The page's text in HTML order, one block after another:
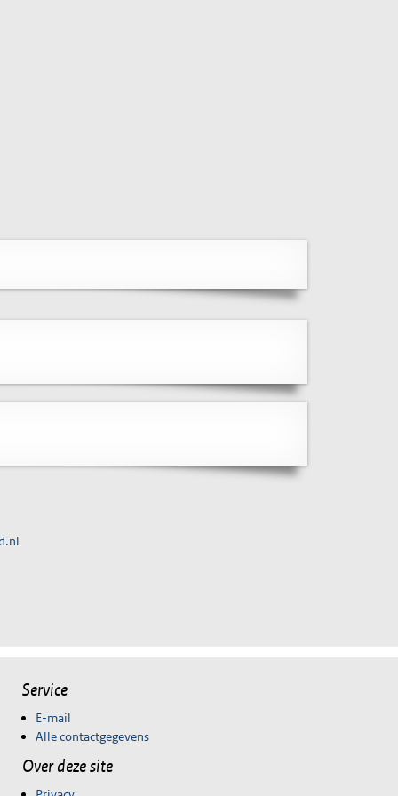
Service
E-mail
Alle contactgegevens
Over deze site